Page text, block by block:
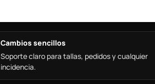
Cambios sencillos
Soporte claro para tallas, pedidos y cualquier
incidencia.